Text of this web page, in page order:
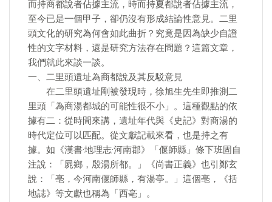
而持商都說者佔據主流，時而持夏都說者佔據主流，
至今已是一個甲子，卻仍沒有形成結論性意見。二里
頭文化的研究為何會如此曲折？究竟是因為缺少自證
性的文字材料，還是研究方法存在問題？這篇文章，
我們就此來談一談。
一、二里頭遺址為商都說及其反駁意見
在二里頭遺址剛被發現時，徐旭生先生即推測二
里頭「為商湯都城的可能性很不小」。這種觀點的依
據有二：從時間來講，遺址年代與《史記》對商湯的
時代定位可以匹配。從文獻記載來看，也是持之有
據。如《漢書·地理志·河南郡》「偃師縣」條下班固自
注說：「屍鄉，殷湯所都。」《尚書正義》也引鄭玄
說：「亳，今河南偃師縣，有湯亭。」這個亳，《括
地誌》等文獻也稱為「西亳」。